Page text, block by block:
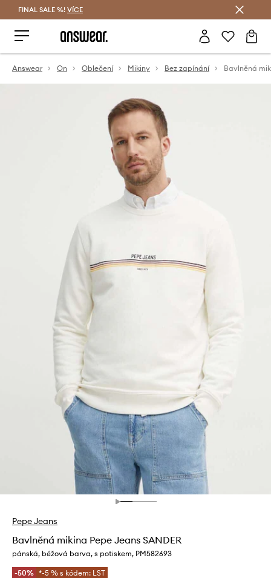
FINAL SALE %! VÍCE
Answear On Oblečení Mikiny Bez zapínání
Pepe Jeans
Bavlněná mikina Pepe Jeans SANDER
pánská, béžová barva, s potiskem, PM582693
-50% *-5 % s kódem: LST